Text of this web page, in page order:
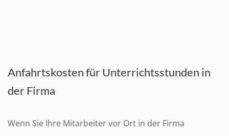
Anfahrtskosten für Unterrichtsstunden in
der Firma
Wenn Sie Ihre Mitarbeiter vor Ort in der Firma